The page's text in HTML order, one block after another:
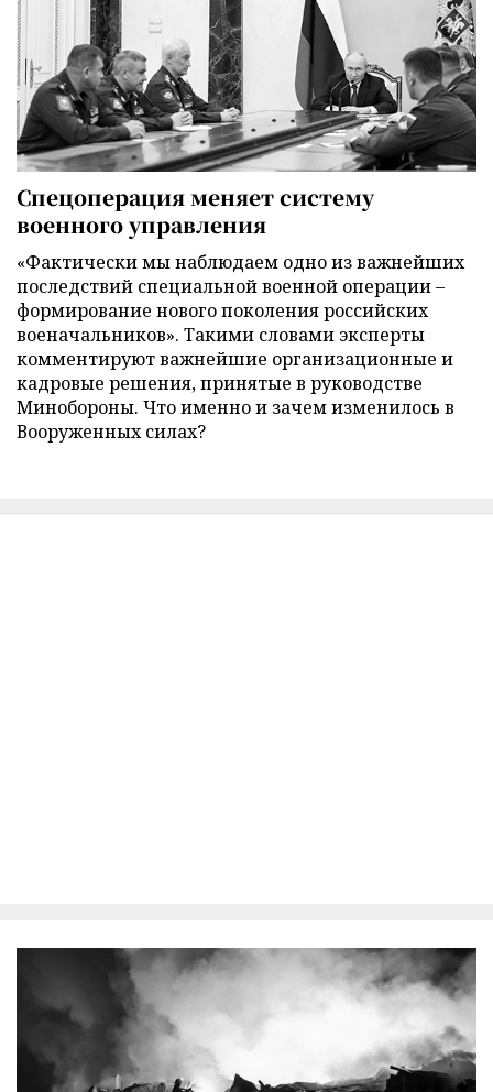
Спецоперация меняет систему
военного управления
«Фактически мы наблюдаем одно из важнейших
последствий специальной военной операции –
формирование нового поколения российских
военачальников». Такими словами эксперты
комментируют важнейшие организационные и
кадровые решения, принятые в руководстве
Минобороны. Что именно и зачем изменилось в
Вооруженных силах?